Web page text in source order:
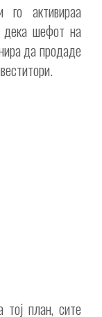
го активираа
дека шефот на
да продаде
план, сите